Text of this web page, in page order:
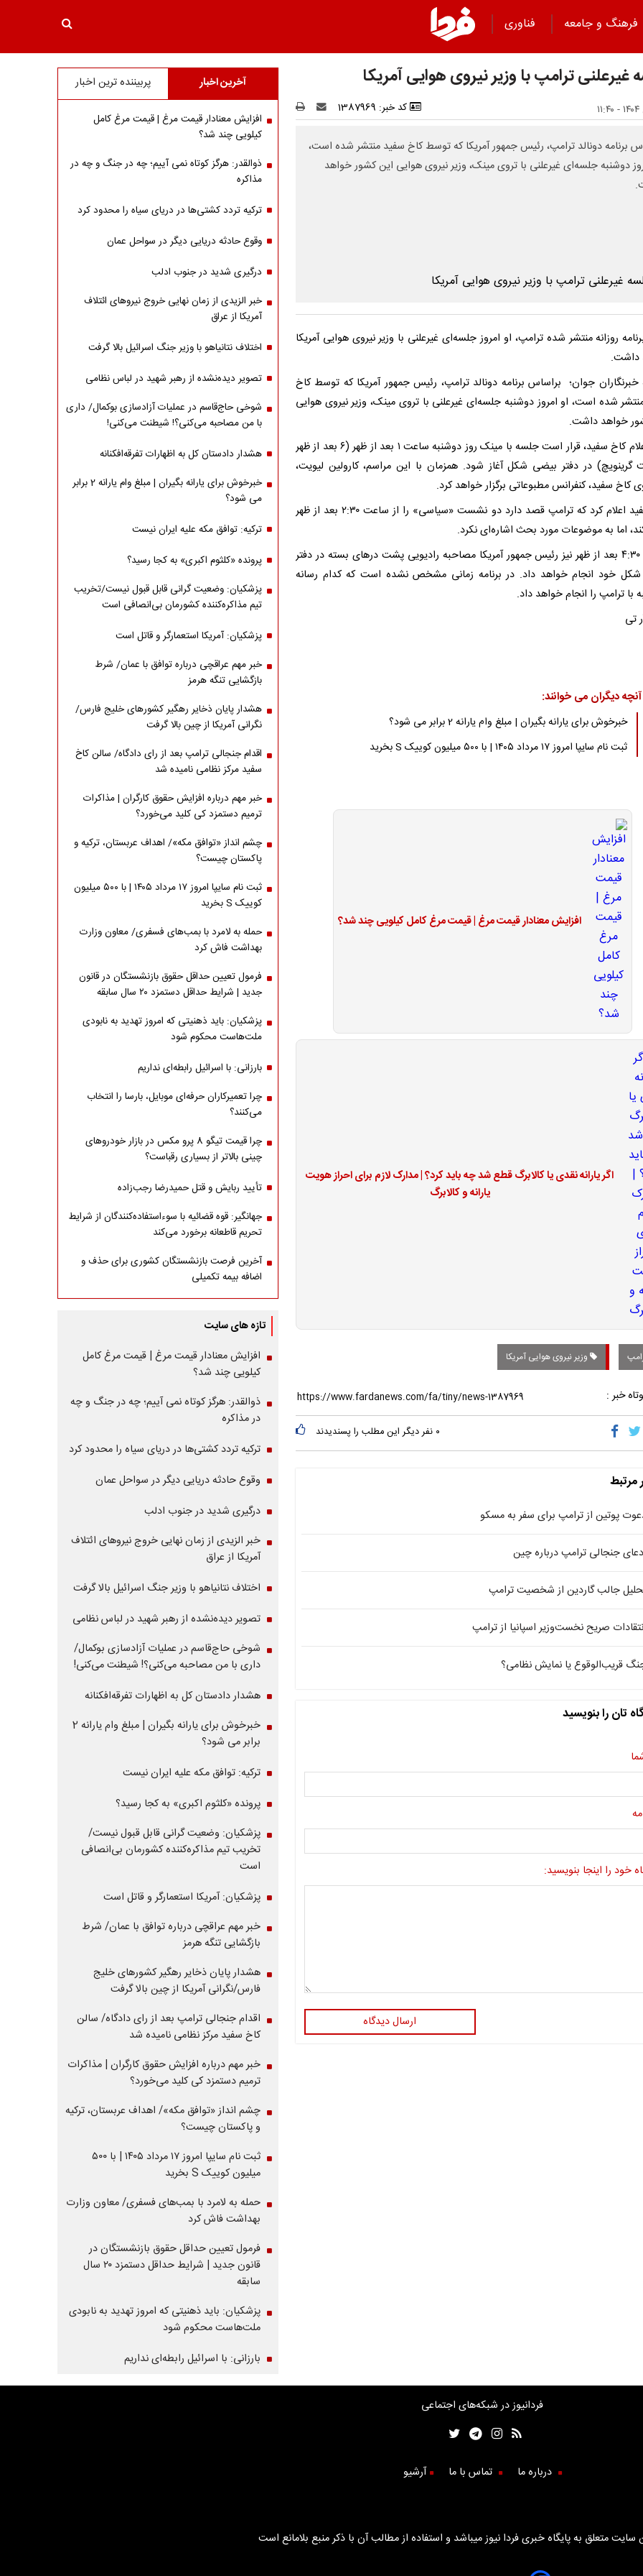
فرهنگ و جامعه فناوری
غیرعلنی ترامپ با وزیر نیروی هوایی آمریکا
کد خبر: 1387969
برنامه دونالد ترامپ، رئیس جمهور آمریکا که توسط کاخ سفید منتشر شده است،
دوشنبه جلسه‌ای غیرعلنی با تروی مینک، وزیر نیروی هوایی این کشور خواهد
روزانه منتشر شده ترامپ، او امروز جلسه‌ای غیرعلنی با وزیر نیروی هوایی آمریکا
داشت.
خبرنگاران جوان؛ براساس برنامه دونالد ترامپ، رئیس جمهور آمریکا که توسط کاخ
شده است، او امروز دوشنبه جلسه‌ای غیرعلنی با تروی مینک، وزیر نیروی هوایی
خواهد داشت.
طبق اعلام کاخ سفید، قرار است جلسه با مینک روز دوشنبه ساعت ۱ بعد از ظهر (۶ بعد از ظهر
گرینویچ) در دفتر بیضی شکل آغاز شود. همزمان با این مراسم، کارولین لیویت،
کاخ سفید، کنفرانس مطبوعاتی برگزار خواهد کرد.
کاخ سفید اعلام کرد که ترامپ قصد دارد دو نشست «سیاسی» را از ساعت ۲:۳۰ بعد از ظهر
کند، اما به موضوعات مورد بحث اشاره‌ای نکرد.
ساعت ۴:۳۰ بعد از ظهر نیز رئیس جمهور آمریکا مصاحبه رادیویی پشت در‌های بسته در دفتر
خود انجام خواهد داد. در برنامه زمانی مشخص نشده است که کدام رسانه
با ترامپ را انجام خواهد داد.
تی
آنچه دیگران می خوانند:
خبرخوش برای یارانه بگیران | مبلغ وام یارانه 2 برابر می شود؟
ثبت نام سایپا امروز ۱۷ مرداد ۱۴۰۵ | با ۵۰۰ میلیون کوییک S بخرید
افزایش معنادار قیمت مرغ | قیمت مرغ کامل کیلویی چند شد؟
اگر یارانه نقدی یا کالابرگ قطع شد چه باید کرد؟ | مدارک لازم برای احراز هویت
یارانه و کالابرگ
وزیر نیروی هوایی آمریکا
خبر :
۰ نفر دیگر این مطلب را پسندیدند
مرتبط
پوتین از ترامپ برای سفر به مسکو
جنجالی ترامپ درباره چین
جالب گاردین از شخصیت ترامپ
صریح نخست‌وزیر اسپانیا از ترامپ
قریب‌الوقوع یا نمایش نظامی؟
تان را بنویسید
خود را اینجا بنویسید:
ارسال دیدگاه
آخرین اخبار پربیننده ترین اخبار
افزایش معنادار قیمت مرغ | قیمت مرغ کامل
کیلویی چند شد؟
ذوالقدر: هرگز کوتاه نمی آییم؛ چه در جنگ و چه در
مذاکره
ترکیه تردد کشتی‌ها در دریای سیاه را محدود کرد
وقوع حادثه دریایی دیگر در سواحل عمان
درگیری شدید در جنوب ادلب
خبر الزیدی از زمان نهایی خروج نیروهای ائتلاف
آمریکا از عراق
اختلاف نتانیاهو با وزیر جنگ اسرائیل بالا گرفت
تصویر دیده‌نشده از رهبر شهید در لباس نظامی
شوخی حاج‌قاسم در عملیات آزادسازی بوکمال/ داری
با من مصاحبه‌ می‌کنی؟! شیطنت می‌کنی!
هشدار دادستان کل به اظهارات تفرقه‌افکنانه
خبرخوش برای یارانه بگیران | مبلغ وام یارانه 2 برابر
می شود؟
ترکیه: توافق مکه علیه ایران نیست
پرونده «کلثوم اکبری» به کجا رسید؟
پزشکیان: وضعیت گرانی قابل قبول نیست/تخریب
تیم مذاکره‌کننده کشورمان بی‌انصافی است
پزشکیان: آمریکا استعمارگر و قاتل است
خبر مهم عراقچی درباره توافق با عمان/ شرط
بازگشایی تنگه هرمز
هشدار پایان ذخایر رهگیر کشورهای خلیج فارس/
نگرانی آمریکا از چین بالا گرفت
اقدام جنجالی ترامپ بعد از رای دادگاه/ سالن کاخ
سفید مرکز نظامی نامیده شد
خبر مهم درباره افزایش حقوق کارگران | مذاکرات
ترمیم دستمزد کی کلید می‌خورد؟
چشم انداز «توافق مکه»/ اهداف عربستان، ترکیه و
پاکستان چیست؟
ثبت نام سایپا امروز ۱۷ مرداد ۱۴۰۵ | با ۵۰۰ میلیون
کوییک S بخرید
حمله به لامرد با بمب‌های فسفری/ معاون وزارت
بهداشت فاش کرد
فرمول تعیین حداقل حقوق بازنشستگان در قانون
جدید | شرایط حداقل دستمزد ۲۰ سال سابقه
پزشکیان: باید ذهنیتی که امروز تهدید به نابودی
ملت‌هاست محکوم شود
بارزانی: با اسرائیل رابطه‌ای نداریم
چرا تعمیرکاران حرفه‌ای موبایل، بارسا را انتخاب
می‌کنند؟
چرا قیمت تیگو 8 پرو مکس در بازار خودروهای
چینی بالاتر از بسیاری رقباست؟
تأیید ربایش و قتل حمیدرضا رجب‌زاده
جهانگیر: قوه قضائیه با سوءاستفاده‌کنندگان از شرایط
تحریم قاطعانه برخورد می‌کند
آخرین فرصت بازنشستگان کشوری برای حذف و
اضافه بیمه تکمیلی
تازه های سایت
افزایش معنادار قیمت مرغ | قیمت مرغ کامل
کیلویی چند شد؟
ذوالقدر: هرگز کوتاه نمی آییم؛ چه در جنگ و چه
در مذاکره
ترکیه تردد کشتی‌ها در دریای سیاه را محدود کرد
وقوع حادثه دریایی دیگر در سواحل عمان
درگیری شدید در جنوب ادلب
خبر الزیدی از زمان نهایی خروج نیروهای ائتلاف
آمریکا از عراق
اختلاف نتانیاهو با وزیر جنگ اسرائیل بالا گرفت
تصویر دیده‌نشده از رهبر شهید در لباس نظامی
شوخی حاج‌قاسم در عملیات آزادسازی بوکمال/
داری با من مصاحبه‌ می‌کنی؟! شیطنت می‌کنی!
هشدار دادستان کل به اظهارات تفرقه‌افکنانه
خبرخوش برای یارانه بگیران | مبلغ وام یارانه 2
برابر می شود؟
ترکیه: توافق مکه علیه ایران نیست
پرونده «کلثوم اکبری» به کجا رسید؟
پزشکیان: وضعیت گرانی قابل قبول نیست/
تخریب تیم مذاکره‌کننده کشورمان بی‌انصافی
است
پزشکیان: آمریکا استعمارگر و قاتل است
خبر مهم عراقچی درباره توافق با عمان/ شرط
بازگشایی تنگه هرمز
هشدار پایان ذخایر رهگیر کشورهای خلیج
فارس/نگرانی آمریکا از چین بالا گرفت
اقدام جنجالی ترامپ بعد از رای دادگاه/ سالن
کاخ سفید مرکز نظامی نامیده شد
خبر مهم درباره افزایش حقوق کارگران | مذاکرات
ترمیم دستمزد کی کلید می‌خورد؟
چشم انداز «توافق مکه»/ اهداف عربستان، ترکیه
و پاکستان چیست؟
ثبت نام سایپا امروز ۱۷ مرداد ۱۴۰۵ | با ۵۰۰
میلیون کوییک S بخرید
حمله به لامرد با بمب‌های فسفری/ معاون وزارت
بهداشت فاش کرد
فرمول تعیین حداقل حقوق بازنشستگان در
قانون جدید | شرایط حداقل دستمزد ۲۰ سال
سابقه
پزشکیان: باید ذهنیتی که امروز تهدید به نابودی
ملت‌هاست محکوم شود
بارزانی: با اسرائیل رابطه‌ای نداریم
فردانیوز در شبکه‌های اجتماعی
درباره ما تماس با ما آرشیو
متعلق به پایگاه خبری فردا نیوز میباشد و استفاده از مطالب آن با ذکر منبع بلامانع است